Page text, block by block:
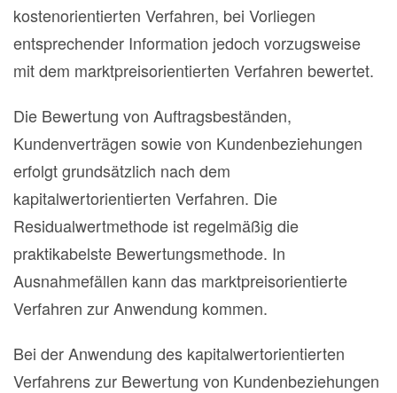
kostenorientierten Verfahren, bei Vorliegen
entsprechender Information jedoch vorzugsweise
mit dem marktpreisorientierten Verfahren bewertet.
Die Bewertung von Auftragsbeständen,
Kundenverträgen sowie von Kundenbeziehungen
erfolgt grundsätzlich nach dem
kapitalwertorientierten Verfahren. Die
Residualwertmethode ist regelmäßig die
praktikabelste Bewertungsmethode. In
Ausnahmefällen kann das marktpreisorientierte
Verfahren zur Anwendung kommen.
Bei der Anwendung des kapitalwertorientierten
Verfahrens zur Bewertung von Kundenbeziehungen